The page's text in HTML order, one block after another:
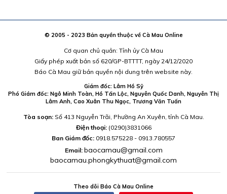
© 2005 - 2023 Bản quyền thuộc về Cà Mau Online
Cơ quan chủ quản: Tỉnh ủy Cà Mau
Giấy phép xuất bản số 620/GP-BTTTT, ngày 24/12/2020
Báo Cà Mau giữ bản quyền nội dung trên website này.
Giám đốc: Lâm Hồ Sỹ
Phó Giám đốc: Ngô Minh Toàn, Hồ Tấn Lộc, Nguyễn Quốc Danh, Nguyễn Thị
Lâm Anh, Cao Xuân Thu Ngọc, Trương Văn Tuấn
Tòa soạn:Số 413 Nguyễn Trãi, Phường An Xuyên, tỉnh Cà Mau.
Điện thoại: (0290)3831066
Ban Giám đốc: 0918.575228 - 0913.780557
Email: baocamau@gmail.com
baocamau.phongkythuat@gmail.com
Theo dõi Báo Cà Mau Online